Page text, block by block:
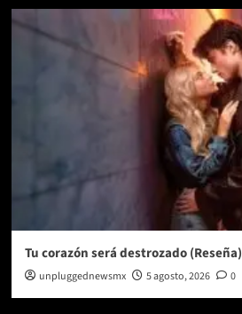
Tu corazón será destrozado (Reseña)
unpluggednewsmx 5 agosto, 2026 0